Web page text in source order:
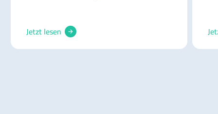
Jetzt lesen